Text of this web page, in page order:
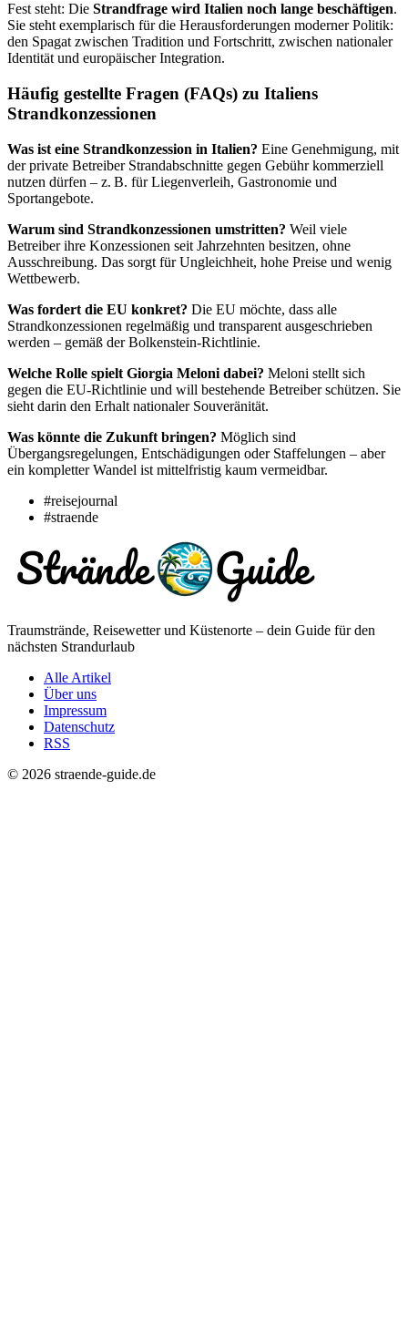
Fest steht: Die Strandfrage wird Italien noch lange beschäftigen.
Sie steht exemplarisch für die Herausforderungen moderner Politik:
den Spagat zwischen Tradition und Fortschritt, zwischen nationaler
Identität und europäischer Integration.
Häufig gestellte Fragen (FAQs) zu Italiens
Strandkonzessionen
Was ist eine Strandkonzession in Italien? Eine Genehmigung, mit
der private Betreiber Strandabschnitte gegen Gebühr kommerziell
nutzen dürfen – z. B. für Liegenverleih, Gastronomie und
Sportangebote.
Warum sind Strandkonzessionen umstritten? Weil viele
Betreiber ihre Konzessionen seit Jahrzehnten besitzen, ohne
Ausschreibung. Das sorgt für Ungleichheit, hohe Preise und wenig
Wettbewerb.
Was fordert die EU konkret? Die EU möchte, dass alle
Strandkonzessionen regelmäßig und transparent ausgeschrieben
werden – gemäß der Bolkenstein-Richtlinie.
Welche Rolle spielt Giorgia Meloni dabei? Meloni stellt sich
gegen die EU-Richtlinie und will bestehende Betreiber schützen. Sie
sieht darin den Erhalt nationaler Souveränität.
Was könnte die Zukunft bringen? Möglich sind
Übergangsregelungen, Entschädigungen oder Staffelungen – aber
ein kompletter Wandel ist mittelfristig kaum vermeidbar.
#reisejournal
#straende
Traumstrände, Reisewetter und Küstenorte – dein Guide für den
nächsten Strandurlaub
Alle Artikel
Über uns
Impressum
Datenschutz
RSS
© 2026 straende-guide.de